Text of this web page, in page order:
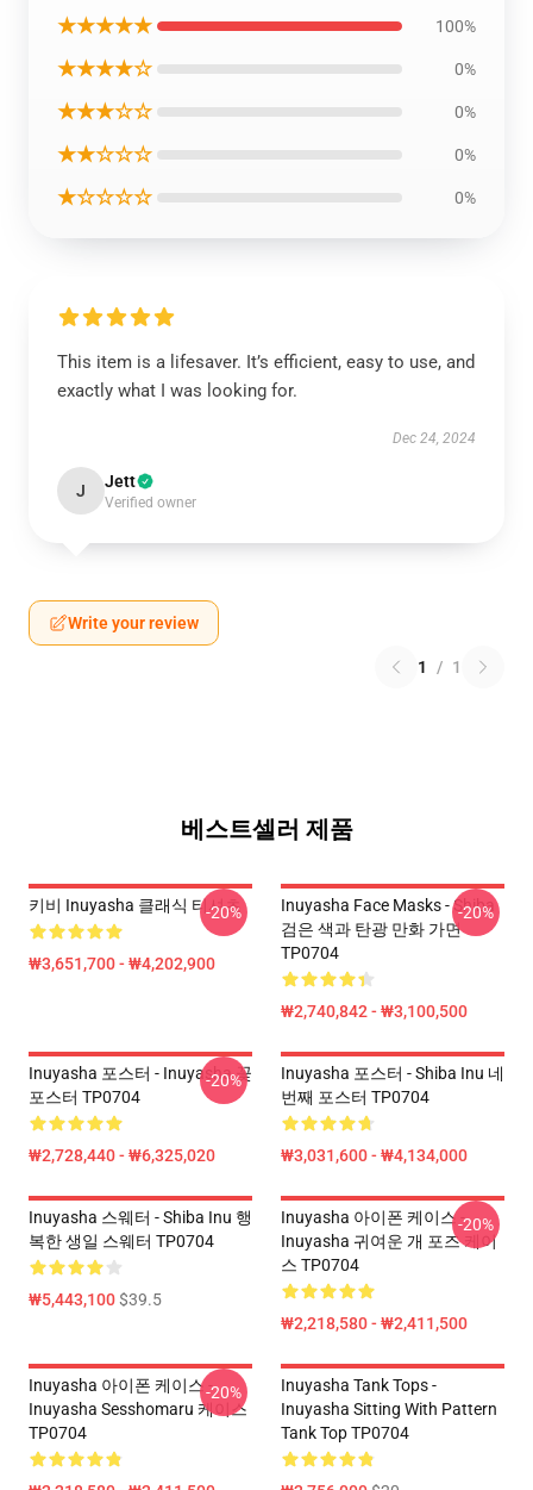
★★★★★ 100%
★★★★☆ 0%
★★★☆☆ 0%
★★☆☆☆ 0%
★☆☆☆☆ 0%
This item is a lifesaver. It’s efficient, easy to use, and
exactly what I was looking for.
Dec 24, 2024
J Jett
Verified owner
Write your review
1 / 1
베스트셀러 제품
키비 Inuyasha 클래식 티셔츠
₩3,651,700 - ₩4,202,900
-20%
Inuyasha Face Masks - Shiba
검은 색과 탄광 만화 가면
TP0704
₩2,740,842 - ₩3,100,500
-20%
Inuyasha 포스터 - Inuyasha 꽃
포스터 TP0704
₩2,728,440 - ₩6,325,020
-20%
Inuyasha 포스터 - Shiba Inu 네
번째 포스터 TP0704
₩3,031,600 - ₩4,134,000
Inuyasha 스웨터 - Shiba Inu 행
복한 생일 스웨터 TP0704
₩5,443,100$39.5
Inuyasha 아이폰 케이스 -
Inuyasha 귀여운 개 포즈 케이
스 TP0704
₩2,218,580 - ₩2,411,500
-20%
Inuyasha 아이폰 케이스 -
Inuyasha Sesshomaru 케이스
TP0704
-20%
Inuyasha Tank Tops -
Inuyasha Sitting With Pattern
Tank Top TP0704